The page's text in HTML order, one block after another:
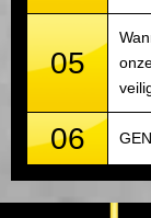
05
06